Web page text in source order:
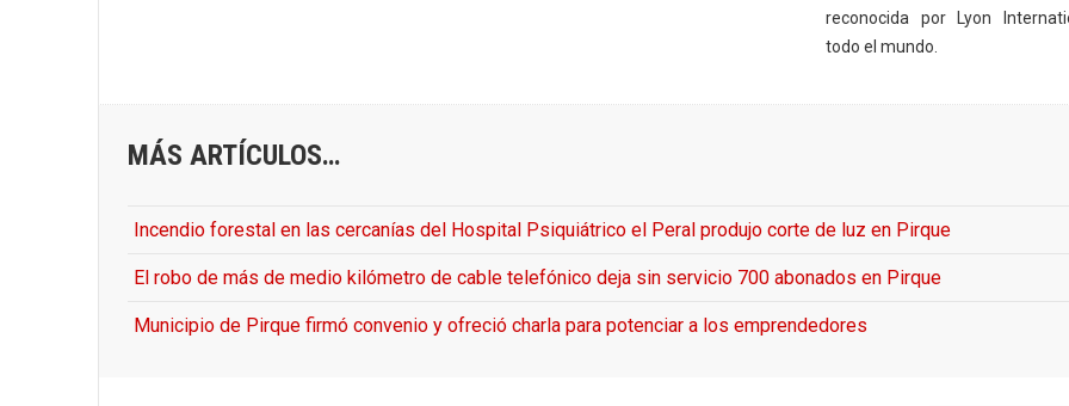
reconocida por Lyon
todo el mundo.
MÁS ARTÍCULOS…
Incendio forestal en las cercanías del Hospital Psiquiátrico el Peral produjo corte de luz en Pirque
El robo de más de medio kilómetro de cable telefónico deja sin servicio 700 abonados en Pirque
Municipio de Pirque firmó convenio y ofreció charla para potenciar a los emprendedores